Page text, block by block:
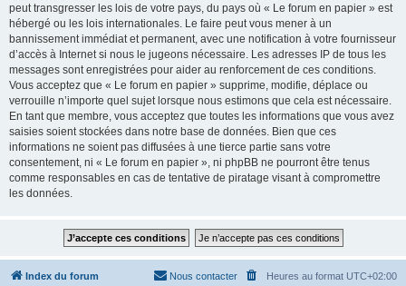
peut transgresser les lois de votre pays, du pays où « Le forum en papier » est
hébergé ou les lois internationales. Le faire peut vous mener à un
bannissement immédiat et permanent, avec une notification à votre fournisseur
d’accès à Internet si nous le jugeons nécessaire. Les adresses IP de tous les
messages sont enregistrées pour aider au renforcement de ces conditions.
Vous acceptez que « Le forum en papier » supprime, modifie, déplace ou
verrouille n’importe quel sujet lorsque nous estimons que cela est nécessaire.
En tant que membre, vous acceptez que toutes les informations que vous avez
saisies soient stockées dans notre base de données. Bien que ces
informations ne soient pas diffusées à une tierce partie sans votre
consentement, ni « Le forum en papier », ni phpBB ne pourront être tenus
comme responsables en cas de tentative de piratage visant à compromettre
les données.
Index du forum Heures au format UTC+02:00
Nous contacter